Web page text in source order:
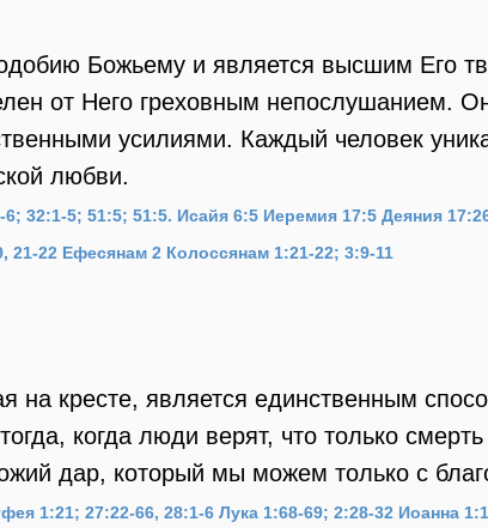
Божьему и является высшим Его
от Него греховным непослушанием.
усилиями. Каждый человек
любви.
32:1-5; 51:5; 51:5. Исайя 6:5 Иеремия 17:5 Деяния
21-22 Ефесянам 2 Колоссянам 1:21-22; 3:9-11
на кресте, является единственным
когда люди верят, что только
дар, который мы можем только с
1:21; 27:22-66, 28:1-6 Лука 1:68-69; 2:28-32 Иоанна